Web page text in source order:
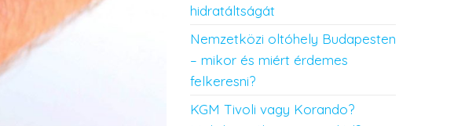
hidratáltságát
Nemzetközi oltóhely Budapesten
– mikor és miért érdemes
felkeresni?
KGM Tivoli vagy Korando?